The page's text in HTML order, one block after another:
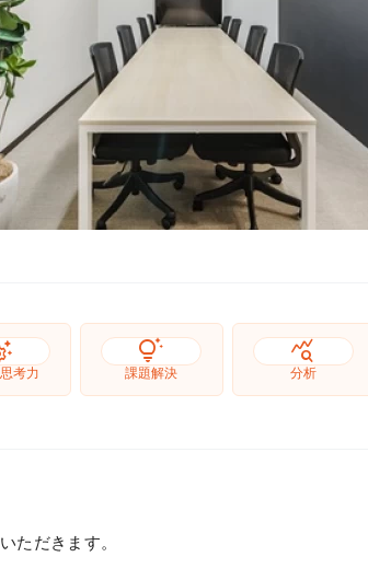
考力
tips_and_updates
課題解決
query_stats
分析
ただきます。